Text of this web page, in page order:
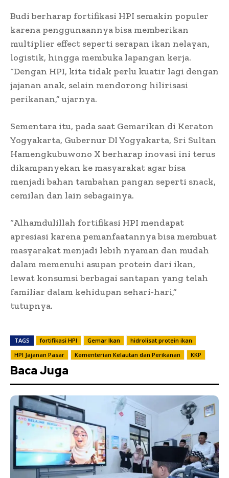
Budi berharap fortifikasi HPI semakin populer
karena penggunaannya bisa memberikan
multiplier effect seperti serapan ikan nelayan,
logistik, hingga membuka lapangan kerja.
“Dengan HPI, kita tidak perlu kuatir lagi dengan
jajanan anak, selain mendorong hilirisasi
perikanan,” ujarnya.
Sementara itu, pada saat Gemarikan di Keraton
Yogyakarta, Gubernur DI Yogyakarta, Sri Sultan
Hamengkubuwono X berharap inovasi ini terus
dikampanyekan ke masyarakat agar bisa
menjadi bahan tambahan pangan seperti snack,
cemilan dan lain sebagainya.
“Alhamdulillah fortifikasi HPI mendapat
apresiasi karena pemanfaatannya bisa membuat
masyarakat menjadi lebih nyaman dan mudah
dalam memenuhi asupan protein dari ikan,
lewat konsumsi berbagai santapan yang telah
familiar dalam kehidupan sehari-hari,”
tutupnya.
TAGS fortifikasi HPI Gemar Ikan
hidrolisat protein ikan
HPI Jajanan Pasar
Kementerian Kelautan dan Perikanan KKP
Baca Juga